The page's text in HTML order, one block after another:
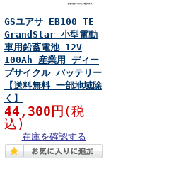
GSユアサ EB100 TE
GrandStar 小型電動
車用鉛蓄電池 12V
100Ah 産業用 ディー
プサイクル バッテリー
【送料無料 一部地域除
く】
44,300円 (税
込)
在庫を確認する